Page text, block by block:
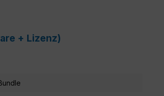
+ Lizenz)